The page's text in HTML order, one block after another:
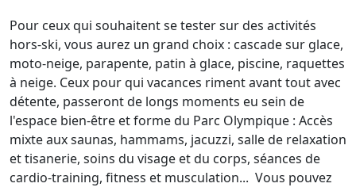
Pour ceux qui souhaitent se tester sur des activités
hors-ski, vous aurez un grand choix : cascade sur glace,
moto-neige, parapente, patin à glace, piscine, raquettes
à neige. Ceux pour qui vacances riment avant tout avec
détente, passeront de longs moments eu sein de
l'espace bien-être et forme du Parc Olympique : Accès
mixte aux saunas, hammams, jacuzzi, salle de relaxation
et tisanerie, soins du visage et du corps, séances de
cardio-training, fitness et musculation... Vous pouvez